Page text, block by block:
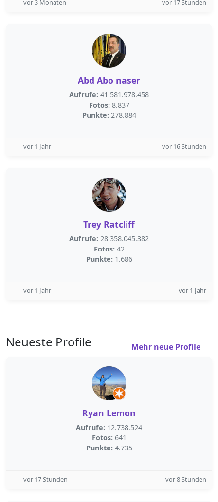
vor 3 Monaten vor 17 Stunden
Abd Abo naser
Aufrufe: 41.581.978.458
Fotos: 8.837
Punkte: 278.884
vor 1 Jahr vor 16 Stunden
Trey Ratcliff
Aufrufe: 28.358.045.382
Fotos: 42
Punkte: 1.686
vor 1 Jahr vor 1 Jahr
Neueste Profile Mehr neue Profile
Ryan Lemon
Aufrufe: 12.738.524
Fotos: 641
Punkte: 4.735
vor 17 Stunden vor 8 Stunden